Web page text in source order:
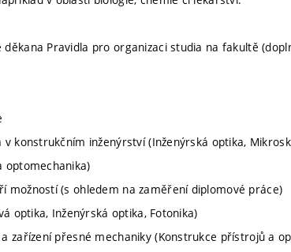
Pravidla pro organizaci studia na fakultě
konstrukčním inženýrství (Inženýrská optika,
optomechanika)
možností (s ohledem na zaměření diplomové práce)
optika, Inženýrská optika, Fotonika)
zařízení přesné mechaniky (Konstrukce přístrojů a